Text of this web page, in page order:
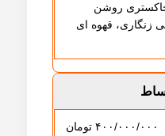
روشن
زنگاری، قهوه ای
۴۰۰/۰۰۰/۰۰۰ تومان